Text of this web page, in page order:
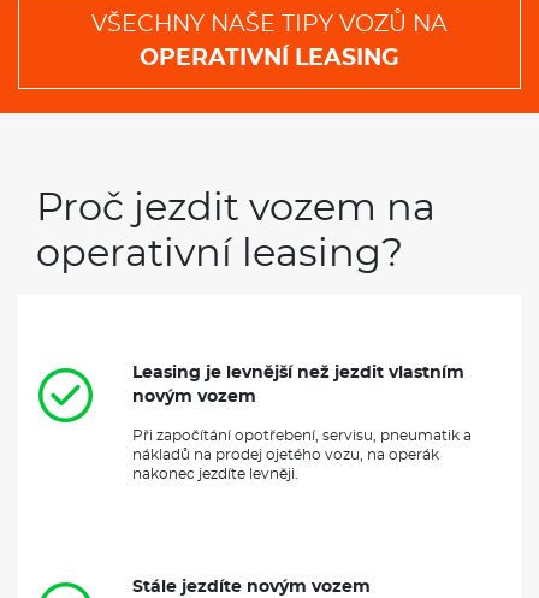
VŠECHNY NAŠE TIPY VOZŮ NA
OPERATIVNÍ LEASING
Proč jezdit vozem na
operativní leasing?
Leasing je levnější než jezdit vlastním
novým vozem
Při započítání opotřebení, servisu, pneumatik a
nákladů na prodej ojetého vozu, na operák
nakonec jezdíte levněji.
Stále jezdíte novým vozem